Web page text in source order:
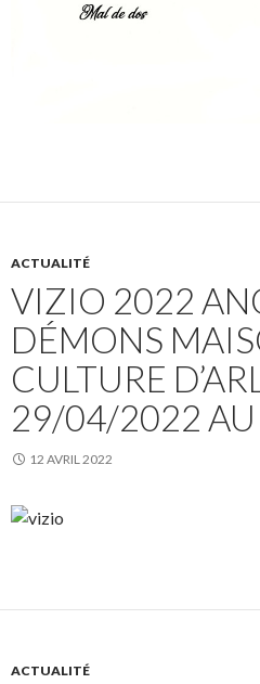
ACTUALITÉ
VIZIO 2022
DÉMONS
CULTURE
29/04/2022
12 AVRIL 2022
ACTUALITÉ